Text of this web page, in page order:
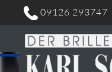
09126 293747